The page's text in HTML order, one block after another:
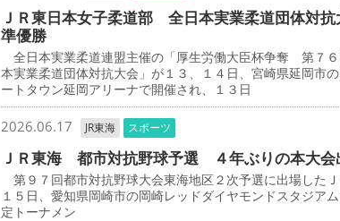
ＪＲ東日本女子柔道部 全日本実業柔道団体対抗
準優勝
全日本実業柔道連盟主催の「厚生労働大臣杯争奪 第７６
本実業柔道団体対抗大会」が１３、１４日、宮崎県延岡市
ートタウン延岡アリーナで開催され、１３日
2026.06.17 JR東海 スポーツ
ＪＲ東海 都市対抗野球予選 ４年ぶりの本大会
第９７回都市対抗野球大会東海地区２次予選に出場した
１５日、愛知県岡崎市の岡崎レッドダイヤモンドスタジア
定トーナメン